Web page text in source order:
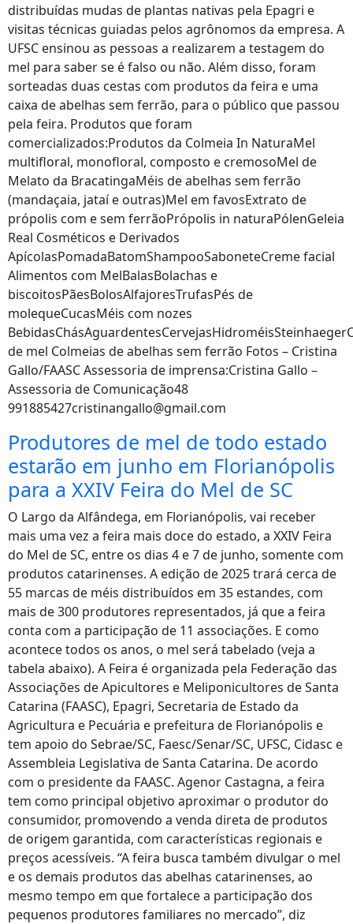
distribuídas mudas de plantas nativas pela Epagri e
visitas técnicas guiadas pelos agrônomos da empresa. A
UFSC ensinou as pessoas a realizarem a testagem do
mel para saber se é falso ou não. Além disso, foram
sorteadas duas cestas com produtos da feira e uma
caixa de abelhas sem ferrão, para o público que passou
pela feira. Produtos que foram
comercializados:Produtos da Colmeia In NaturaMel
multifloral, monofloral, composto e cremosoMel de
Melato da BracatingaMéis de abelhas sem ferrão
(mandaçaia, jataí e outras)Mel em favosExtrato de
própolis com e sem ferrãoPrópolis in naturaPólenGeleia
Real Cosméticos e Derivados
ApícolasPomadaBatomShampooSaboneteCreme facial
Alimentos com MelBalasBolachas e
biscoitosPãesBolosAlfajoresTrufasPés de
molequeCucasMéis com nozes
de mel Colmeias de abelhas sem ferrão Fotos – Cristina
Gallo/FAASC Assessoria de imprensa:Cristina Gallo –
Assessoria de Comunicação48
991885427cristinangallo@gmail.com
Produtores de mel de todo estado
estarão em junho em Florianópolis
para a XXIV Feira do Mel de SC
O Largo da Alfândega, em Florianópolis, vai receber
mais uma vez a feira mais doce do estado, a XXIV Feira
do Mel de SC, entre os dias 4 e 7 de junho, somente com
produtos catarinenses. A edição de 2025 trará cerca de
55 marcas de méis distribuídos em 35 estandes, com
mais de 300 produtores representados, já que a feira
conta com a participação de 11 associações. E como
acontece todos os anos, o mel será tabelado (veja a
tabela abaixo). A Feira é organizada pela Federação das
Associações de Apicultores e Meliponicultores de Santa
Catarina (FAASC), Epagri, Secretaria de Estado da
Agricultura e Pecuária e prefeitura de Florianópolis e
tem apoio do Sebrae/SC, Faesc/Senar/SC, UFSC, Cidasc e
Assembleia Legislativa de Santa Catarina. De acordo
com o presidente da FAASC. Agenor Castagna, a feira
tem como principal objetivo aproximar o produtor do
consumidor, promovendo a venda direta de produtos
de origem garantida, com características regionais e
preços acessíveis. “A feira busca também divulgar o mel
e os demais produtos das abelhas catarinenses, ao
mesmo tempo em que fortalece a participação dos
pequenos produtores familiares no mercado”, diz